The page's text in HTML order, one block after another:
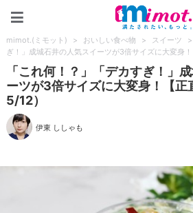
mimot.(ミモット) > おいしい食べ物 > スイーツ >
ぎ！」成城石井の人気スイーツが3倍サイズに大変身！
「これ何！？」「デカすぎ！」
ーツが3倍サイズに大変身！【正
5/12）
伊東 ししゃも